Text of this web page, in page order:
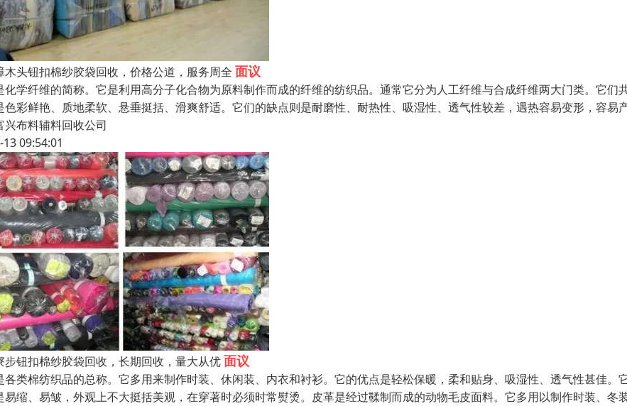
木头钮扣棉纱胶袋回收，价格公道，服务周全 面议
化学纤维的简称。它是利用高分子化合物为原料制作而成的纤维的纺织品。通常它分为人工纤维与合成纤维两大门类。它们
色彩鲜艳、质地柔软、悬垂挺括、滑爽舒适。它们的缺点则是耐磨性、耐热性、吸湿性、透气性较差，遇热容易变形，容易
兴布料辅料回收公司
09:54:01
步钮扣棉纱胶袋回收，长期回收，量大从优面议
各类棉纺织品的总称。它多用来制作时装、休闲装、内衣和衬衫。它的优点是轻松保暖，柔和贴身、吸湿性、透气性甚佳。
易缩、易皱，外观上不大挺括美观，在穿著时必须时常熨烫。皮革是经过鞣制而成的动物毛皮面料。它多用以制作时装、冬